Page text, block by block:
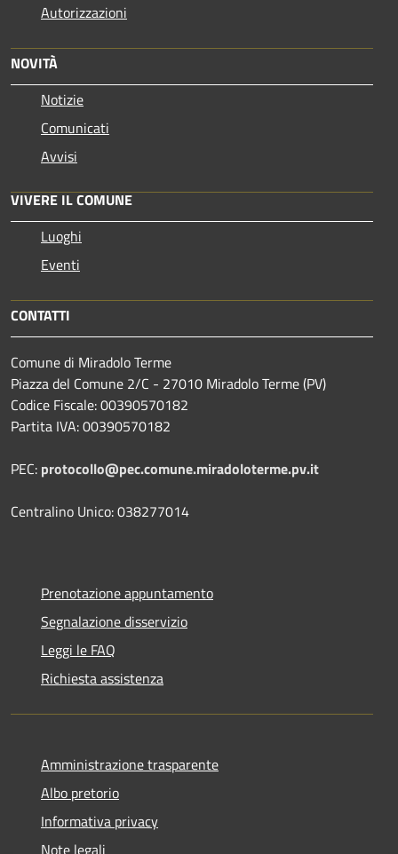
Autorizzazioni
NOVITÀ
Notizie
Comunicati
Avvisi
VIVERE IL COMUNE
Luoghi
Eventi
CONTATTI
Comune di Miradolo Terme
Piazza del Comune 2/C - 27010 Miradolo Terme (PV)
Codice Fiscale: 00390570182
Partita IVA: 00390570182
PEC: protocollo@pec.comune.miradoloterme.pv.it
Centralino Unico: 038277014
Prenotazione appuntamento
Segnalazione disservizio
Leggi le FAQ
Richiesta assistenza
Amministrazione trasparente
Albo pretorio
Informativa privacy
Note legali